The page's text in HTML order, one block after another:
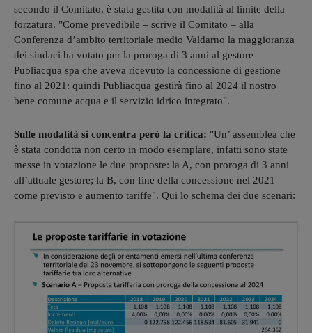
secondo il Comitato, è stata gestita con modalità al limite della
forzatura. "Come prevedibile – scrive il Comitato – alla
Conferenza d’ambito territoriale medio Valdarno la maggioranza
dei sindaci ha votato per la proroga di 3 anni al gestore
Publiacqua spa che aveva ricevuto la concessione di gestione
fino al 2021: quindi Publiacqua gestirà fino al 2024 il nostro
bene comune acqua e il servizio idrico integrato".
Sulle modalità si concentra però la critica: "Un’ assemblea che
è stata condotta non certo in modo esemplare, infatti sono state
messe in votazione le due proposte: la A, con proroga di 3 anni
all’attuale gestore; la B, con fine della concessione nel 2021
come previsto e aumento tariffe". Qui lo schema dei due scenari: